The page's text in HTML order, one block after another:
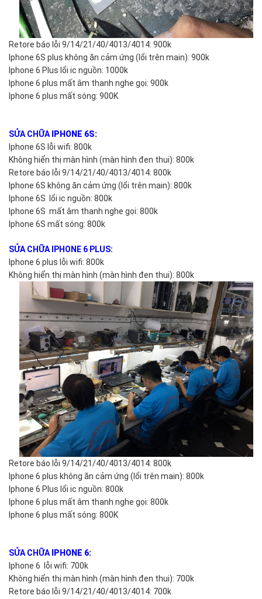
Retore báo lỗi 9/14/21/40/4013/4014: 900k
Iphone 6S plus không ăn cảm ứng (lổi trên main): 900k
Iphone 6 Plus lổi ic nguồn: 1000k
Iphone 6 plus mất âm thanh nghe gọi: 900k
Iphone 6 plus mất sóng: 900K
SỬA CHỮA
IPHONE 6S:
Iphone 6S lỗi wifi: 800k
Không hiển thị màn hình (màn hình đen thui): 800k
Retore báo lỗi 9/14/21/40/4013/4014: 800k
Iphone 6S không ăn cảm ứng (lổi trên main): 800k
Iphone 6S lổi ic nguồn: 800k
Iphone 6S mất âm thanh nghe gọi: 800k
Iphone 6S mất sóng: 800k
SỬA CHỮA IPHONE 6 PLUS:
Iphone 6 plus lỗi wifi: 800k
Không hiển thị màn hình (màn hình đen thui): 800k
Retore báo lỗi 9/14/21/40/4013/4014: 800k
Iphone 6 plus không ăn cảm ứng (lổi trên main): 800k
Iphone 6 Plus lổi ic nguồn: 800k
Iphone 6 plus mất âm thanh nghe gọi: 800k
Iphone 6 plus mất sóng: 800K
SỬA CHỮA
IPHONE 6:
Iphone 6 lỗi wifi: 700k
Không hiển thị màn hình (màn hình đen thui): 700k
Retore báo lỗi 9/14/21/40/4013/4014: 700k